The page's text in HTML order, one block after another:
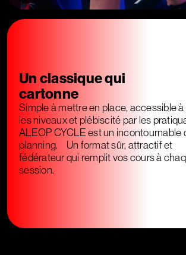
Un classique qui
cartonne
Simple à mettre en place, accessible
les niveaux et plébiscité par les
ALEOP CYCLE est un incontournable
planning. Un format sûr, attractif et
fédérateur qui remplit vos cours à
session.